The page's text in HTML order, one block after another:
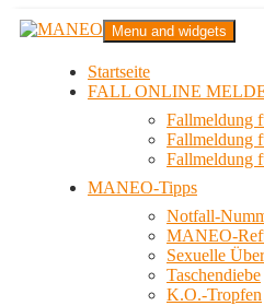
Zum
InhaltMANEO
Das schwule Anti-Gewalt-Projekt
Menu and widgets
Startseite
FALL ONLINE
Fallmeldung
Fallmeldung
Fallmeldung
MANEO-Tipps
Notfall-
MANEO-
Sexuelle
Taschendiebe
K.O.-Tropfen